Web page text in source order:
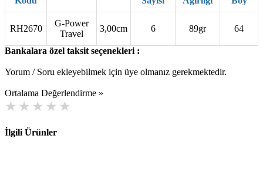
RH2670
G-Power
Travel
3,00cm 6 89gr 64
Bankalara özel taksit seçenekleri :
Yorum / Soru ekleyebilmek için üye olmanız gerekmektedir.
Ortalama Değerlendirme »
İlgili Ürünler